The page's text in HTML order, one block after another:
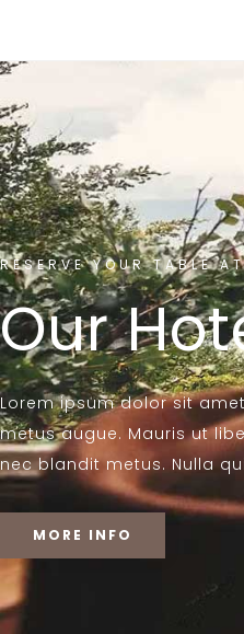
RESERVE YOUR TABLE AT
Our
Lorem ipsum dolor sit
metus augue. Mauris ut
nec blandit metus. Nulla
MORE INFO